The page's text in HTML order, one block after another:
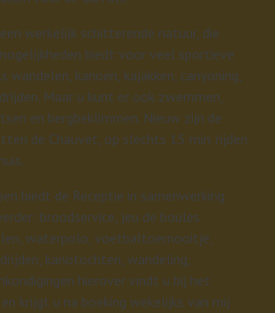
werkelijk schitterende natuur, die
biedt voor veel sportieve
kanoën, kajakken, canyoning,
Maar u kunt er ook zwemmen,
en bergbeklimmen. Nieuw zijn de
de Chauvet, op slechts 15 min. rijden
biedt de Receptie in samenwerking
broodservice, jeu de boules
waterpolo, voetbaltoernooitje,
kanotochten, wandeling,
hierover vindt u bij het
krijgt u na boeking wekelijks van mij